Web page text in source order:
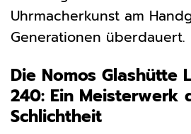
Uhrmacherkunst am
Generationen überdauert.
Die Nomos Glashütte
240: Ein Meisterwerk
Schlichtheit